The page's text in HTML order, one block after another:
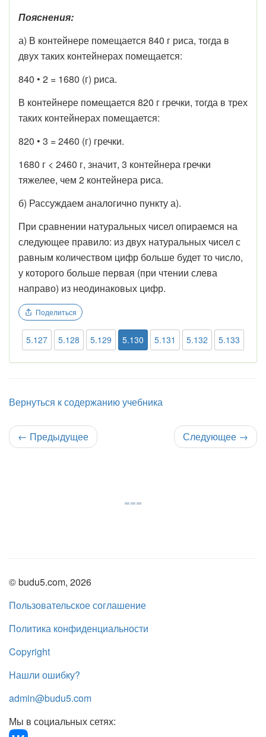
Пояснения:
а) В контейнере помещается 840 г риса, тогда в
двух таких контейнерах помещается:
840 • 2 = 1680 (г) риса.
В контейнере помещается 820 г гречки, тогда в трех
таких контейнерах помещается:
820 • 3 = 2460 (г) гречки.
1680 г < 2460 г, значит, 3 контейнера гречки
тяжелее, чем 2 контейнера риса.
б) Рассуждаем аналогично пункту а).
При сравнении натуральных чисел опираемся на
следующее правило: из двух натуральных чисел с
равным количеством цифр больше будет то число,
у которого больше первая (при чтении слева
направо) из неодинаковых цифр.
Поделиться
5.127 5.128 5.129 5.130 5.131 5.132 5.133
Вернуться к содержанию учебника
← Предыдущее Следующее →
© budu5.com, 2026
Пользовательское соглашение
Политика конфиденциальности
Copyright
Нашли ошибку?
admin@budu5.com
Мы в социальных сетях: